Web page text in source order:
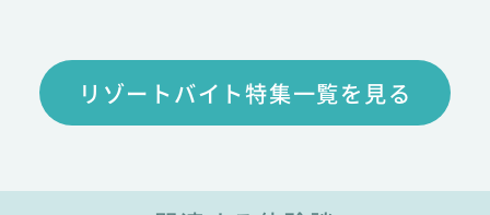
リゾートバイト特集一覧を見る